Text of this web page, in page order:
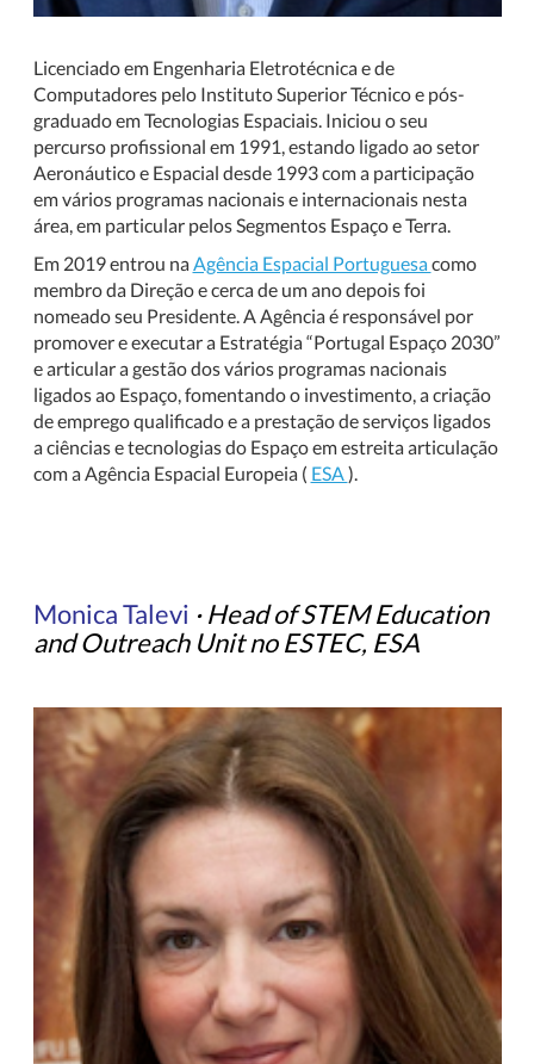
Licenciado em Engenharia Eletrotécnica e de
Computadores pelo Instituto Superior Técnico e pós-
graduado em Tecnologias Espaciais. Iniciou o seu
percurso profissional em 1991, estando ligado ao setor
Aeronáutico e Espacial desde 1993 com a participação
em vários programas nacionais e internacionais nesta
área, em particular pelos Segmentos Espaço e Terra.
Em 2019 entrou na Agência Espacial Portuguesacomo
membro da Direção e cerca de um ano depois foi
nomeado seu Presidente. A Agência é responsável por
promover e executar a Estratégia “Portugal Espaço 2030”
e articular a gestão dos vários programas nacionais
ligados ao Espaço, fomentando o investimento, a criação
de emprego qualificado e a prestação de serviços ligados
a ciências e tecnologias do Espaço em estreita articulação
com a Agência Espacial Europeia ( ESA ).
Monica Talevi ·Head of STEM Education
and Outreach Unit no ESTEC, ESA